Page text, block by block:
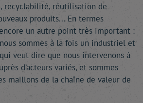
recyclabilité, réutilisation de
produits... En termes
un autre point très important :
sommes à la fois un industriel et
veut dire que nous intervenons à
d’acteurs variés, et sommes
maillons de la chaîne de valeur de